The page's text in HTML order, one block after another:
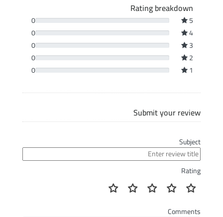
Rating breakdown
5
0
4
0
3
0
2
0
1
0
Submit your review
Subject
Rating
Comments